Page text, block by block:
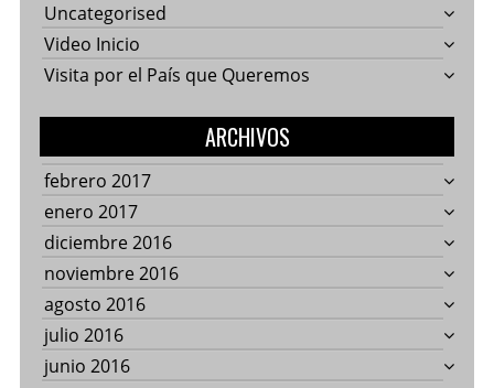
Uncategorised
Video Inicio
Visita por el País que Queremos
ARCHIVOS
febrero 2017
enero 2017
diciembre 2016
noviembre 2016
agosto 2016
julio 2016
junio 2016